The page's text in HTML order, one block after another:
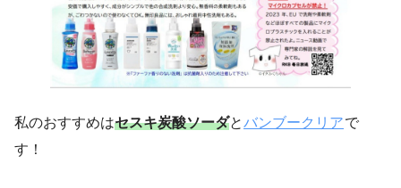
私のおすすめはセスキ炭酸ソーダとバンブークリアで
す！